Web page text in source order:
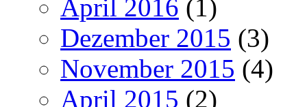
April 2016 (1)
Dezember 2015 (3)
November 2015 (4)
April 2015 (2)